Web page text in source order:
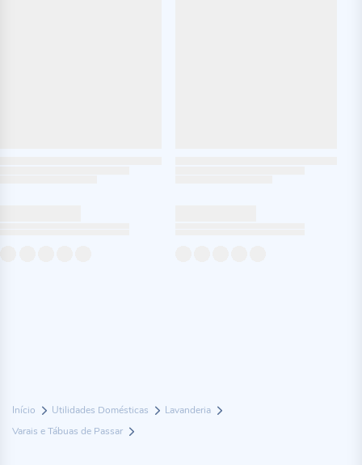
Início Utilidades Domésticas
Lavanderia
Varais e Tábuas de Passar